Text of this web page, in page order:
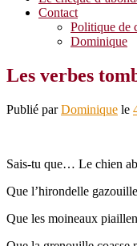
Contact
Politique de
Dominique
Les verbes
Publié parDominique le
Sais-tu que… Le chien
Que l’hirondelle
Que les moineaux